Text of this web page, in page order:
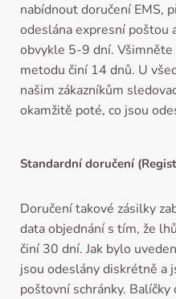
nabídnout doručení EMS,
odeslána expresní poštou
obvykle 5-9 dní.
metodu činí 14 dnů. U
našim zákazníkům
okamžitě poté, co jsou
Standardní doručení
Doručení takové zásilky
data objednání s tím, že
činí 30 dní. Jak bylo
jsou odeslány diskrétně a
poštovní schránky.